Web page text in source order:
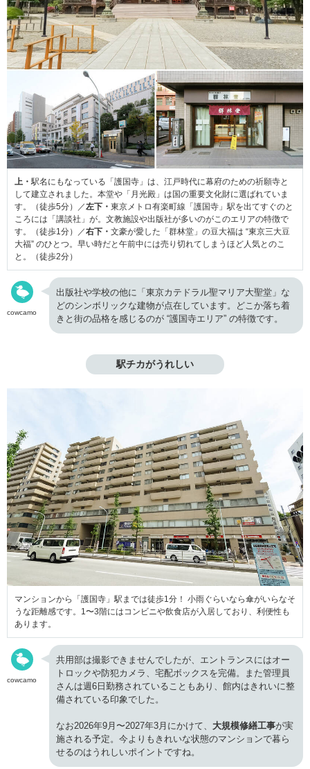
上・駅名にもなっている「護国寺」は、江戸時代に幕府のための祈願寺と
して建立されました。本堂や「月光殿」は国の重要文化財に選ばれていま
す。（徒歩5分）／左下・ 東京メトロ有楽町線「護国寺」駅を出てすぐのと
ころには「講談社」が。文教施設や出版社が多いのがこのエリアの特徴で
す。（徒歩1分）／右下・ 文豪が愛した「群林堂」の豆大福は “東京三大豆
大福” のひとつ。早い時だと午前中には売り切れてしまうほど人気とのこ
と。（徒歩2分）
cowcamo
出版社や学校の他に「東京カテドラル聖マリア大聖堂」な
どのシンボリックな建物が点在しています。どこか落ち着
きと街の品格を感じるのが “護国寺エリア” の特徴です。
駅チカがうれしい
マンションから「護国寺」駅までは徒歩1分！ 小雨ぐらいなら傘がいらなそ
うな距離感です。1〜3階にはコンビニや飲食店が入居しており、利便性も
あります。
cowcamo
共用部は撮影できませんでしたが、エントランスにはオー
トロックや防犯カメラ、宅配ボックスを完備。また管理員
さんは週6日勤務されていることもあり、館内はきれいに整
備されている印象でした。
なお2026年9月〜2027年3月にかけて、 大規模修繕工事が実
施される予定。今よりもきれいな状態のマンションで暮ら
せるのはうれしいポイントですね。